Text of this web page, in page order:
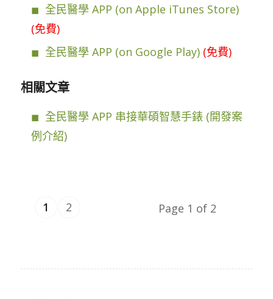
全民醫學 APP (on Apple iTunes Store)
(免費)
全民醫學 APP (on Google Play) (免費)
相關文章
全民醫學 APP 串接華碩智慧手錶 (開發案
例介紹)
Page 1 of 2
1 2